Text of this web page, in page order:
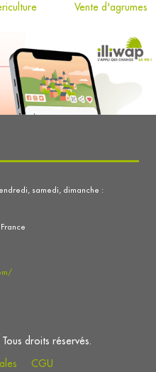
Vente d'agrumes
samedi, dimanche :
droits réservés.
CGU